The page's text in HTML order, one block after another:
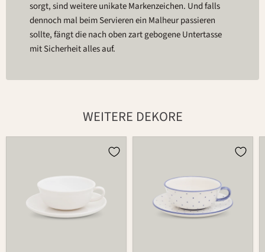
sorgt, sind weitere unikate Markenzeichen. Und falls
dennoch mal beim Servieren ein Malheur passieren
sollte, fängt die nach oben zart gebogene Untertasse
mit Sicherheit alles auf.
WEITERE DEKORE